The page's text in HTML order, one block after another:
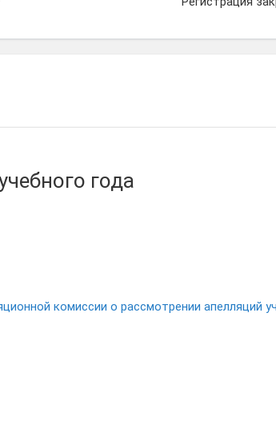
года
комиссии о рассмотрении апелляций